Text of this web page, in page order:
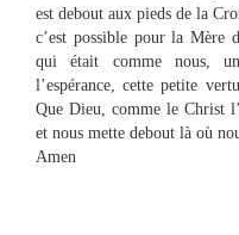
est debout aux pieds de la
c’est possible pour la Mère
qui était comme nous,
l’espérance, cette petite
Que Dieu, comme le Christ
et nous mette debout là où
Amen